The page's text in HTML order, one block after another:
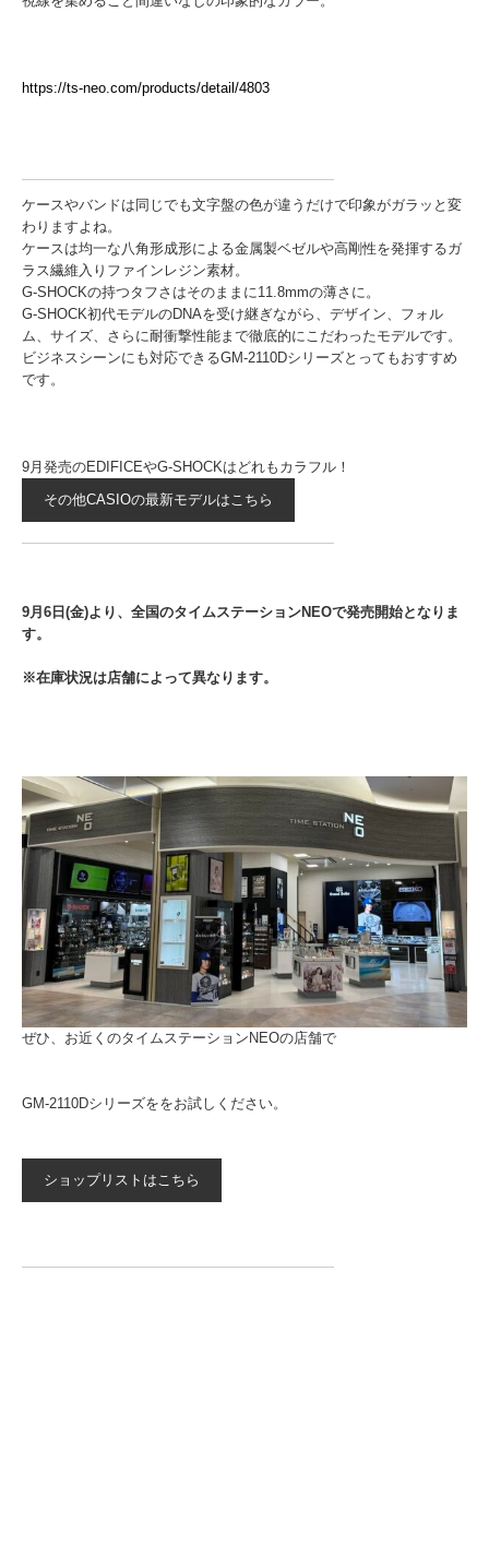
https://ts-neo.com/products/detail/4803
ケースやバンドは同じでも文字盤の色が違うだけで印象がガラッと変
わりますよね。
ケースは均一な八角形成形による金属製ベゼルや高剛性を発揮するガ
ラス繊維入りファインレジン素材。
G-SHOCKの持つタフさはそのままに11.8mmの薄さに。
G-SHOCK初代モデルのDNAを受け継ぎながら、デザイン、フォル
ム、サイズ、さらに耐衝撃性能まで徹底的にこだわったモデルです。
ビジネスシーンにも対応できるGM-2110Dシリーズとってもおすすめ
です。
9月発売のEDIFICEやG-SHOCKはどれもカラフル！
その他CASIOの最新モデルはこちら
9月6日(金)より、全国のタイムステーションNEOで発売開始となりま
す。
※在庫状況は店舗によって異なります。
ぜひ、お近くのタイムステーションNEOの店舗で
GM-2110Dシリーズををお試しください。
ショップリストはこちら